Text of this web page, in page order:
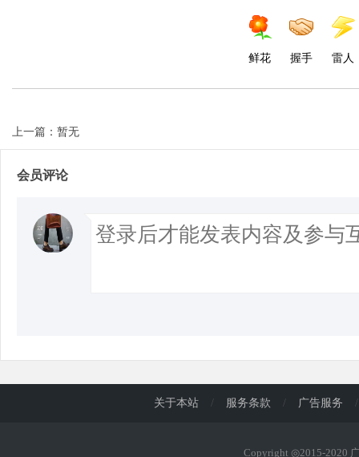
鲜花 握手 雷人
上一篇：暂无
会员评论
关于本站 / 服务条款 / 广告服务 /
Copyright ◎2015-2020